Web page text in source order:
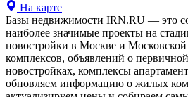
На карте
Базы недвижимости IRN.RU — это
наиболее значимые проекты на
новостройки в Москве и
комплексов, объявлений о
новостройках, комплексы
обновляем информацию о жилых